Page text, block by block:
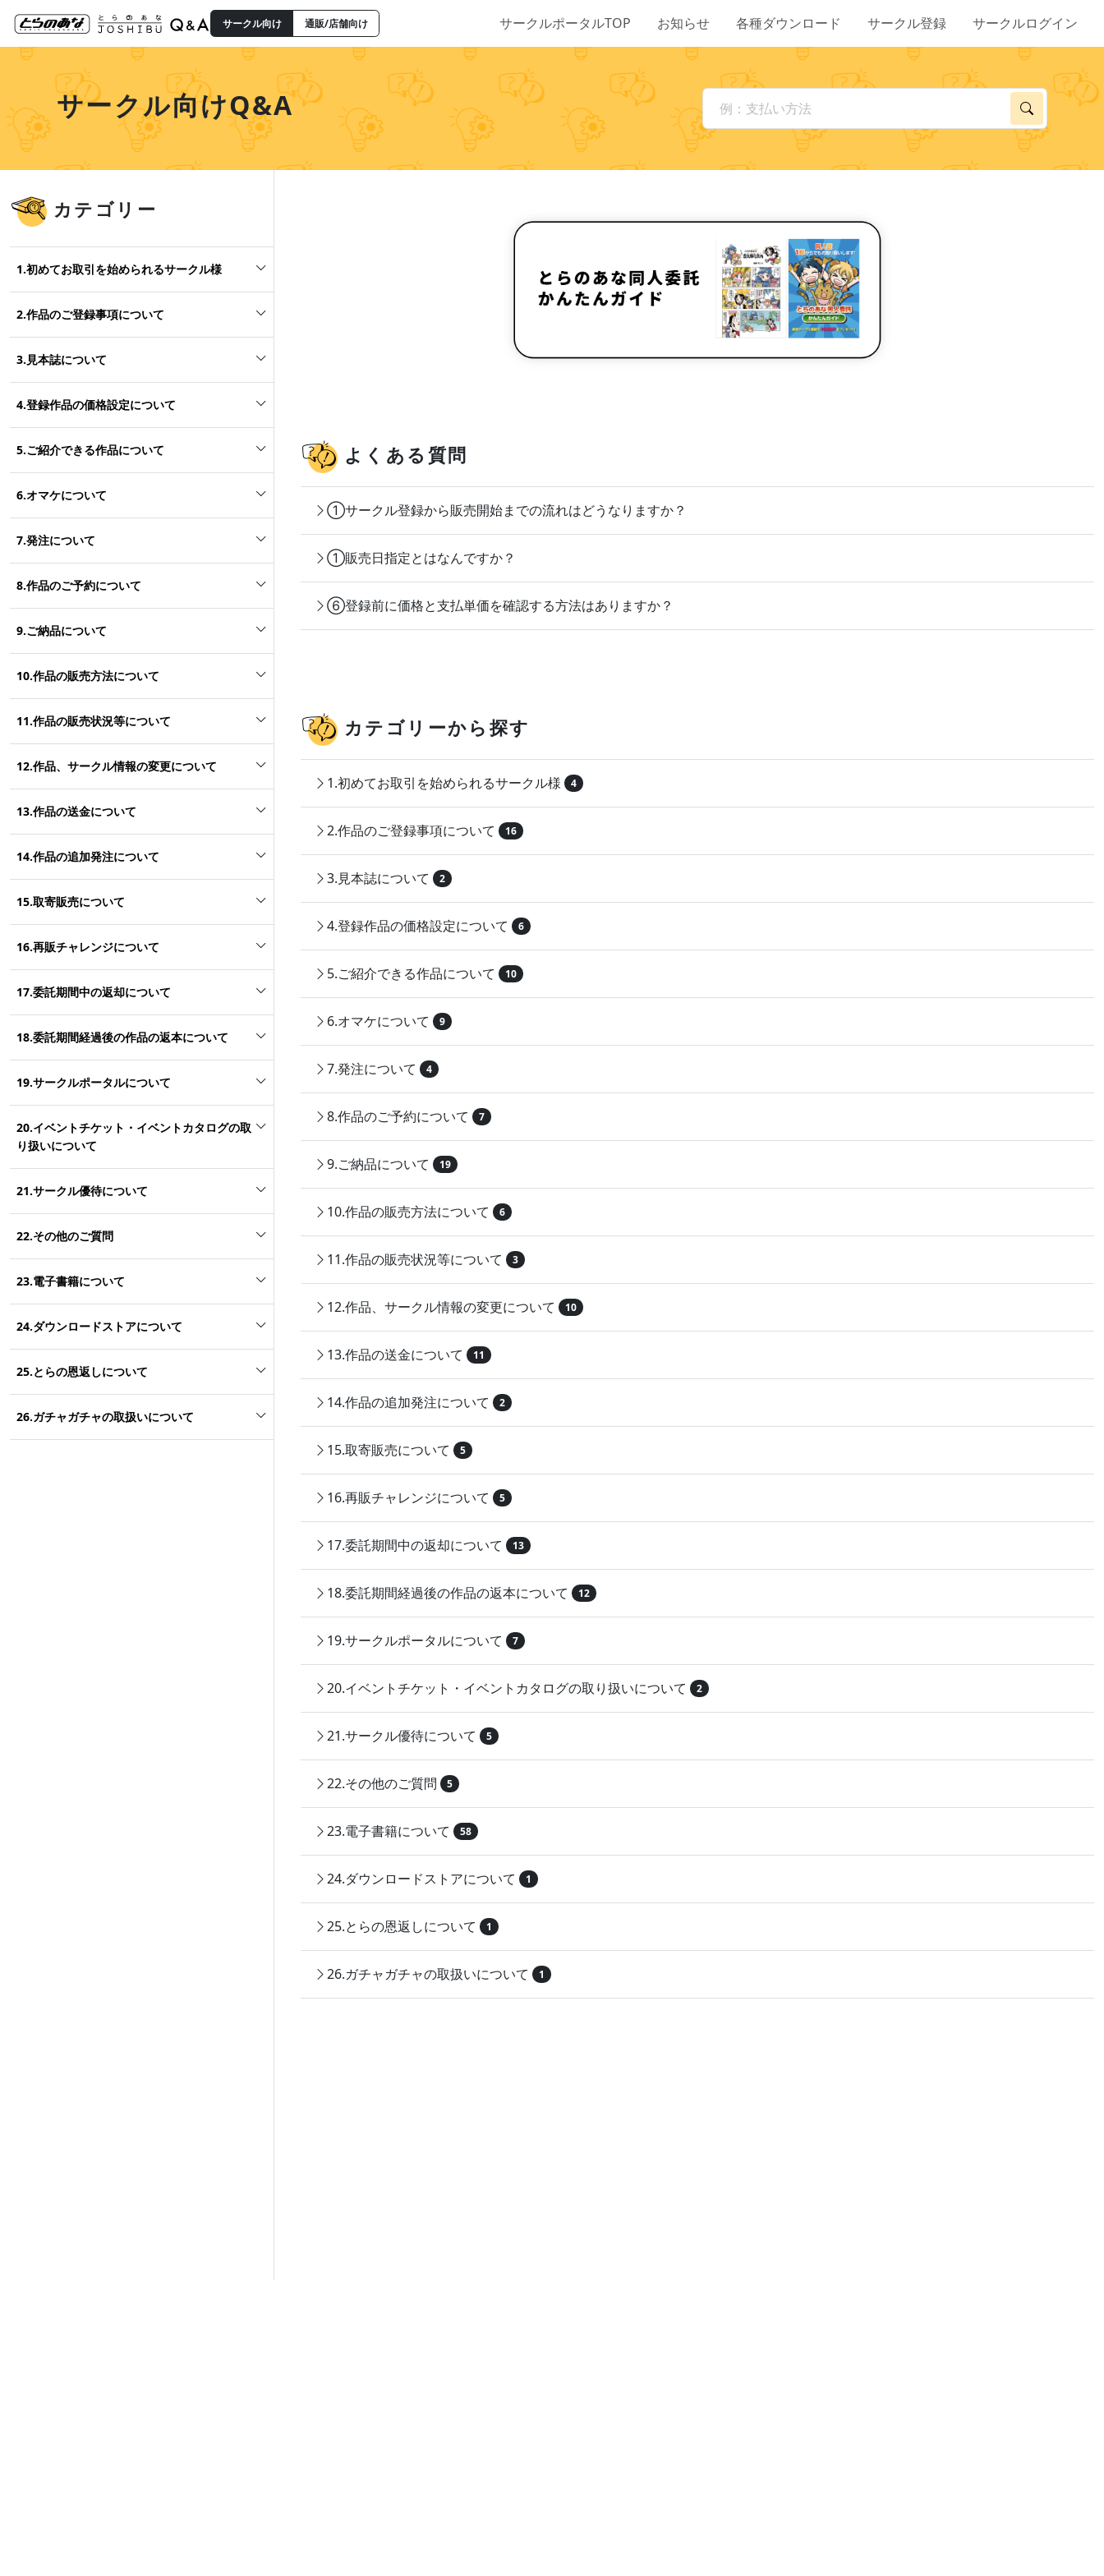
サークル向け 通販/店舗向け サークルポータルTOP お知らせ 各種ダウンロード サークル登録 サークルログイン
サークル向けQ&A
カテゴリー
1.初めてお取引を始められるサークル様
2.作品のご登録事項について
3.見本誌について
4.登録作品の価格設定について
5.ご紹介できる作品について
6.オマケについて
7.発注について
8.作品のご予約について
9.ご納品について
10.作品の販売方法について
11.作品の販売状況等について
12.作品、サークル情報の変更について
13.作品の送金について
14.作品の追加発注について
15.取寄販売について
16.再販チャレンジについて
17.委託期間中の返却について
18.委託期間経過後の作品の返本について
19.サークルポータルについて
20.イベントチケット・イベントカタログの取
り扱いについて
21.サークル優待について
22.その他のご質問
23.電子書籍について
24.ダウンロードストアについて
25.とらの恩返しについて
26.ガチャガチャの取扱いについて
よくある質問
①サークル登録から販売開始までの流れはどうなりますか？
①販売日指定とはなんですか？
⑥登録前に価格と支払単価を確認する方法はありますか？
カテゴリーから探す
1.初めてお取引を始められるサークル様 4
2.作品のご登録事項について 16
3.見本誌について 2
4.登録作品の価格設定について 6
5.ご紹介できる作品について 10
6.オマケについて 9
7.発注について 4
8.作品のご予約について 7
9.ご納品について 19
10.作品の販売方法について 6
11.作品の販売状況等について 3
12.作品、サークル情報の変更について 10
13.作品の送金について 11
14.作品の追加発注について 2
15.取寄販売について 5
16.再販チャレンジについて 5
17.委託期間中の返却について 13
18.委託期間経過後の作品の返本について 12
19.サークルポータルについて 7
20.イベントチケット・イベントカタログの取り扱いについて 2
21.サークル優待について 5
22.その他のご質問 5
23.電子書籍について 58
24.ダウンロードストアについて 1
25.とらの恩返しについて 1
26.ガチャガチャの取扱いについて 1